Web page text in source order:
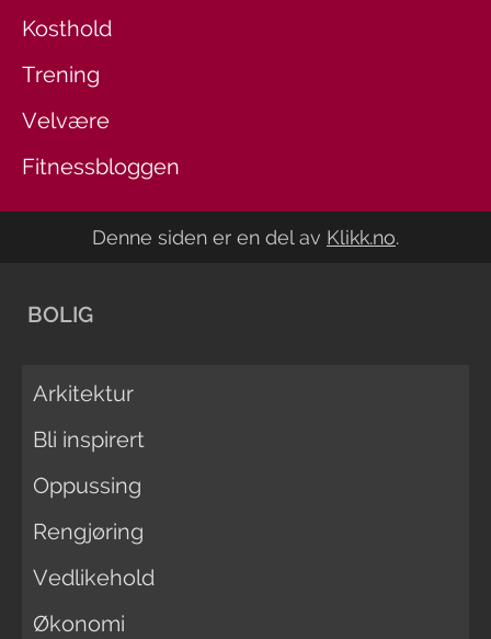
Kosthold
Trening
Velvære
Fitnessbloggen
Denne siden er en del av Klikk.no.
BOLIG
Arkitektur
Bli inspirert
Oppussing
Rengjøring
Vedlikehold
Økonomi